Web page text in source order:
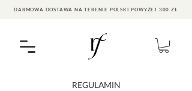
DARMOWA DOSTAWA NA TERENIE POLSKI POWYŻEJ 300 ZŁ
REGULAMIN